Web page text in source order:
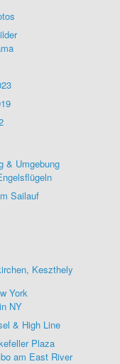
& Umgebung
Sailauf
Keszthely
York
NY
& High Line
Plaza
am East River